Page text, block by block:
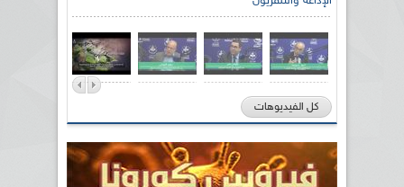
كل الفيديوهات